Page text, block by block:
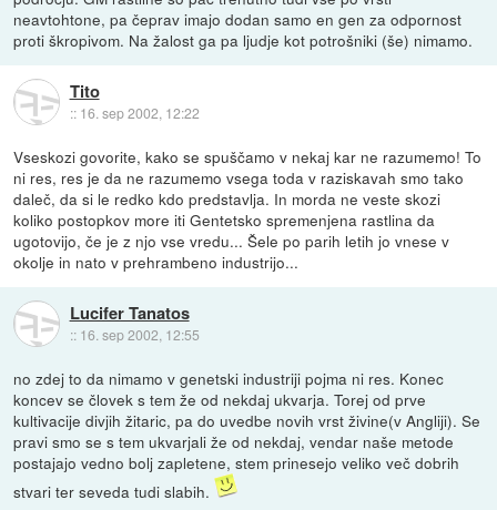
neavtohtone, pa čeprav imajo dodan samo en gen za odpornost
proti škropivom. Na žalost ga pa ljudje kot potrošniki (še) nimamo.
Tito
:: 16. sep 2002, 12:22
Vseskozi govorite, kako se spuščamo v nekaj kar ne razumemo! To
ni res, res je da ne razumemo vsega toda v raziskavah smo tako
daleč, da si le redko kdo predstavlja. In morda ne veste skozi
koliko postopkov more iti Gentetsko spremenjena rastlina da
ugotovijo, če je z njo vse vredu... Šele po parih letih jo vnese v
okolje in nato v prehrambeno industrijo...
Lucifer Tanatos
:: 16. sep 2002, 12:55
no zdej to da nimamo v genetski industriji pojma ni res. Konec
koncev se človek s tem že od nekdaj ukvarja. Torej od prve
kultivacije divjih žitaric, pa do uvedbe novih vrst živine(v Angliji). Se
pravi smo se s tem ukvarjali že od nekdaj, vendar naše metode
postajajo vedno bolj zapletene, stem prinesejo veliko več dobrih
stvari ter seveda tudi slabih.